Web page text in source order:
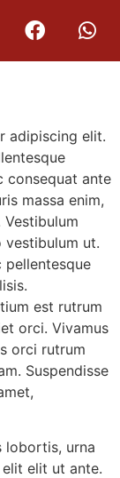
adipiscing elit.
consequat ante
massa enim,
ut.
pellentesque
est rutrum
orci. Vivamus
orci rutrum
Suspendisse
lobortis, urna
elit ut ante.